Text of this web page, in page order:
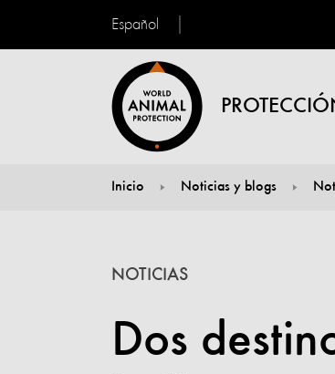
Español
Inicio Noticias y blogs
Dos
NOTICIAS